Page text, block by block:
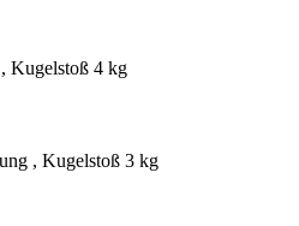
Kugelstoß 4 kg
, Kugelstoß 3 kg